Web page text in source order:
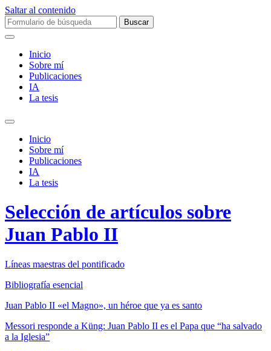
Saltar al contenido
Buscar:
Inicio
Sobre mí­
Publicaciones
IA
La tesis
Alternar
campo
búsqueda
Inicio
Sobre mí­
Publicaciones
IA
La tesis
Selección de artículos sobre
Juan Pablo II
Líneas maestras del pontificado
Bibliografía esencial
Juan Pablo II «el Magno», un héroe que ya es santo
Messori responde a Küng: Juan Pablo II es el Papa que “ha salvado
a la Iglesia”